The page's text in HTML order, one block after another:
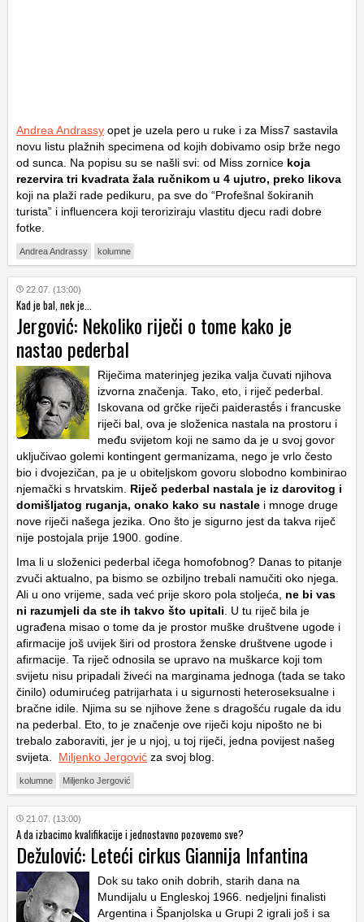
Andrea Andrassy opet je uzela pero u ruke i za Miss7 sastavila
novu listu plažnih specimena od kojih dobivamo osip brže nego
od sunca. Na popisu su se našli svi: od Miss zornice koja
rezervira tri kvadrata žala ručnikom u 4 ujutro, preko likova
koji na plaži rade pedikuru, pa sve do “Profešnal šokiranih
turista” i influencera koji teroriziraju vlastitu djecu radi dobre
fotke.
Andrea Andrassy kolumne
22.07. (13:00)
Kad je bal, nek je...
Jergović: Nekoliko riječi o tome kako je
nastao pederbal
Riječima materinjeg jezika valja čuvati njihova
izvorna značenja. Tako, eto, i riječ pederbal.
Iskovana od grčke riječi paiderastḗs i francuske
riječi bal, ova je složenica nastala na prostoru i
među svijetom koji ne samo da je u svoj govor
uključivao golemi kontingent germanizama, nego je vrlo često
bio i dvojezičan, pa je u obiteljskom govoru slobodno kombinirao
njemački s hrvatskim. Riječ pederbal nastala je iz darovitog i
domišljatog ruganja, onako kako su nastale i mnoge druge
nove riječi našega jezika. Ono što je sigurno jest da takva riječ
nije postojala prije 1900. godine.
Ima li u složenici pederbal ičega homofobnog? Danas to pitanje
zvuči aktualno, pa bismo se ozbiljno trebali namučiti oko njega.
Ali u ono vrijeme, sada već prije skoro pola stoljeća, ne bi vas
ni razumjeli da ste ih takvo što upitali. U tu riječ bila je
ugrađena misao o tome da je prostor muške društvene ugode i
afirmacije još uvijek širi od prostora ženske društvene ugode i
afirmacije. Ta riječ odnosila se upravo na muškarce koji tom
svijetu nisu pripadali živeći na marginama jednoga (tada se tako
činilo) odumirućeg patrijarhata i u sigurnosti heteroseksualne i
bračne idile. Njima su se njihove žene s dragošću rugale da idu
na pederbal. Eto, to je značenje ove riječi koju nipošto ne bi
trebalo zaboraviti, jer je u njoj, u toj riječi, jedna povijest našeg
svijeta. Miljenko Jergović za svoj blog.
kolumne Miljenko Jergović
21.07. (13:00)
A da izbacimo kvalifikacije i jednostavno pozovemo sve?
Dežulović: Leteći cirkus Giannija Infantina
Dok su tako onih dobrih, starih dana na
Mundijalu u Engleskoj 1966. nedjeljni finalisti
Argentina i Španjolska u Grupi 2 igrali još i sa